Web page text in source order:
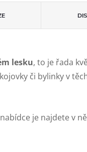
lesku, to je řada
či bylinky v
je najdete v